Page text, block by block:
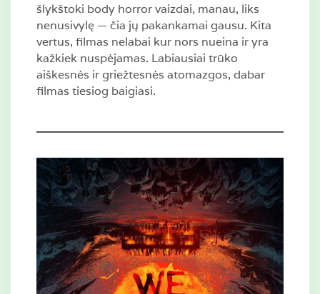
šlykštoki body horror vaizdai, manau, liks
nenusivylę — čia jų pakankamai gausu. Kita
vertus, filmas nelabai kur nors nueina ir yra
kažkiek nuspėjamas. Labiausiai trūko
aiškesnės ir griežtesnės atomazgos, dabar
filmas tiesiog baigiasi.